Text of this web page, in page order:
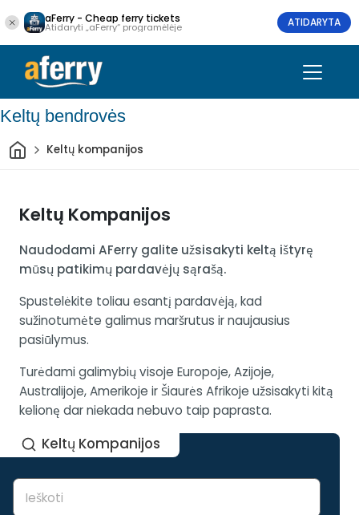
aFerry - Cheap ferry tickets
Atidaryti „aFerry“ programėlėje ATIDARYTA
Keltų bendrovės
Pradžia
Keltų kompanijos
Keltų Kompanijos
Naudodami AFerry galite užsisakyti keltą ištyrę
mūsų patikimų pardavėjų sąrašą.
Spustelėkite toliau esantį pardavėją, kad
sužinotumėte galimus maršrutus ir naujausius
pasiūlymus.
Turėdami galimybių visoje Europoje, Azijoje,
Australijoje, Amerikoje ir Šiaurės Afrikoje užsisakyti kitą
kelionę dar niekada nebuvo taip paprasta.
Keltų Kompanijos